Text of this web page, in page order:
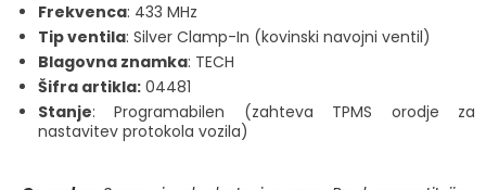
Frekvenca: 433 MHz
Tip ventila: Silver Clamp-In (kovinski navojni ventil)
Blagovna znamka: TECH
Šifra artikla: 04481
Stanje: Programabilen (zahteva TPMS orodje za
nastavitev protokola vozila)